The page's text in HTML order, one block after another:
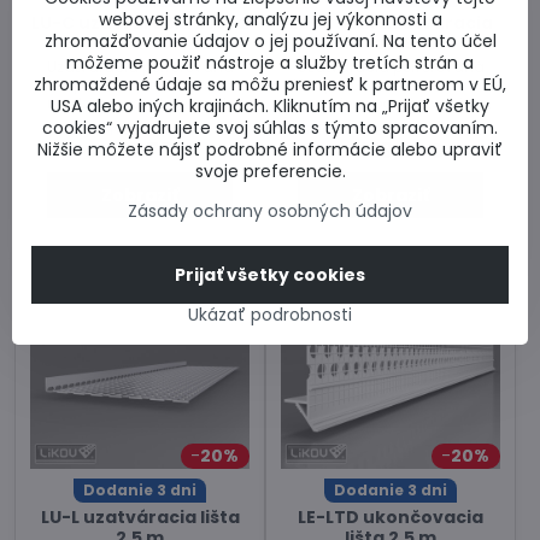
LU-C uzatváracia lišta 2
m
Uzatváracia perforovaná
lišta pre uzavretie vetracích
medzier v odvetrávacích
fasádnych systémoch. Cena
za kus.
Skladom u dodávateľa
od 13,75 €
LU-C MAX uzatváracia
lišta 2,5 m
Uzatváracia perforovaná
lišta pre uzavretie vetracích
medzier v odvetrávacích
fasádnych systémoch. Cena
za kus.
Skladom u dodávateľa
od 13,51 €
20%
Dodanie 3 dni
LU-L uzatváracia lišta
20%
Dodanie 3 dni
LE-LTD ukončovacia
webovej stránky, analýzu jej výkonnosti a
zhromažďovanie údajov o jej používaní. Na tento účel
môžeme použiť nástroje a služby tretích strán a
zhromaždené údaje sa môžu preniesť k partnerom v EÚ,
USA alebo iných krajinách. Kliknutím na „Prijať všetky
cookies“ vyjadrujete svoj súhlas s týmto spracovaním.
Nižšie môžete nájsť podrobné informácie alebo upraviť
svoje preferencie.
Zásady ochrany osobných údajov
Ukázať podrobnosti
Prijať všetky cookies